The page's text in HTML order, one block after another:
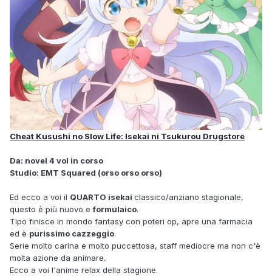
Cheat Kusushi no Slow Life: Isekai ni Tsukurou Drugstore
Da: novel 4 vol in corso
Studio: EMT Squared (orso orso orso)
Ed ecco a voi il QUARTO isekai classico/anziano stagionale,
questo è più nuovo eformulaico.
Tipo finisce in mondo fantasy con poteri op, apre una farmacia
ed è purissimo cazzeggio.
Serie molto carina e molto puccettosa, staff mediocre ma non c'è
molta azione da animare.
Ecco a voi l'anime relax della stagione.